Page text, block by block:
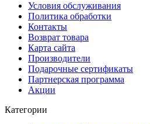
Условия обслуживания
Политика обработки
Контакты
Возврат товара
Карта сайта
Производители
Подарочные сертификаты
Партнерская программа
Акции
Категории